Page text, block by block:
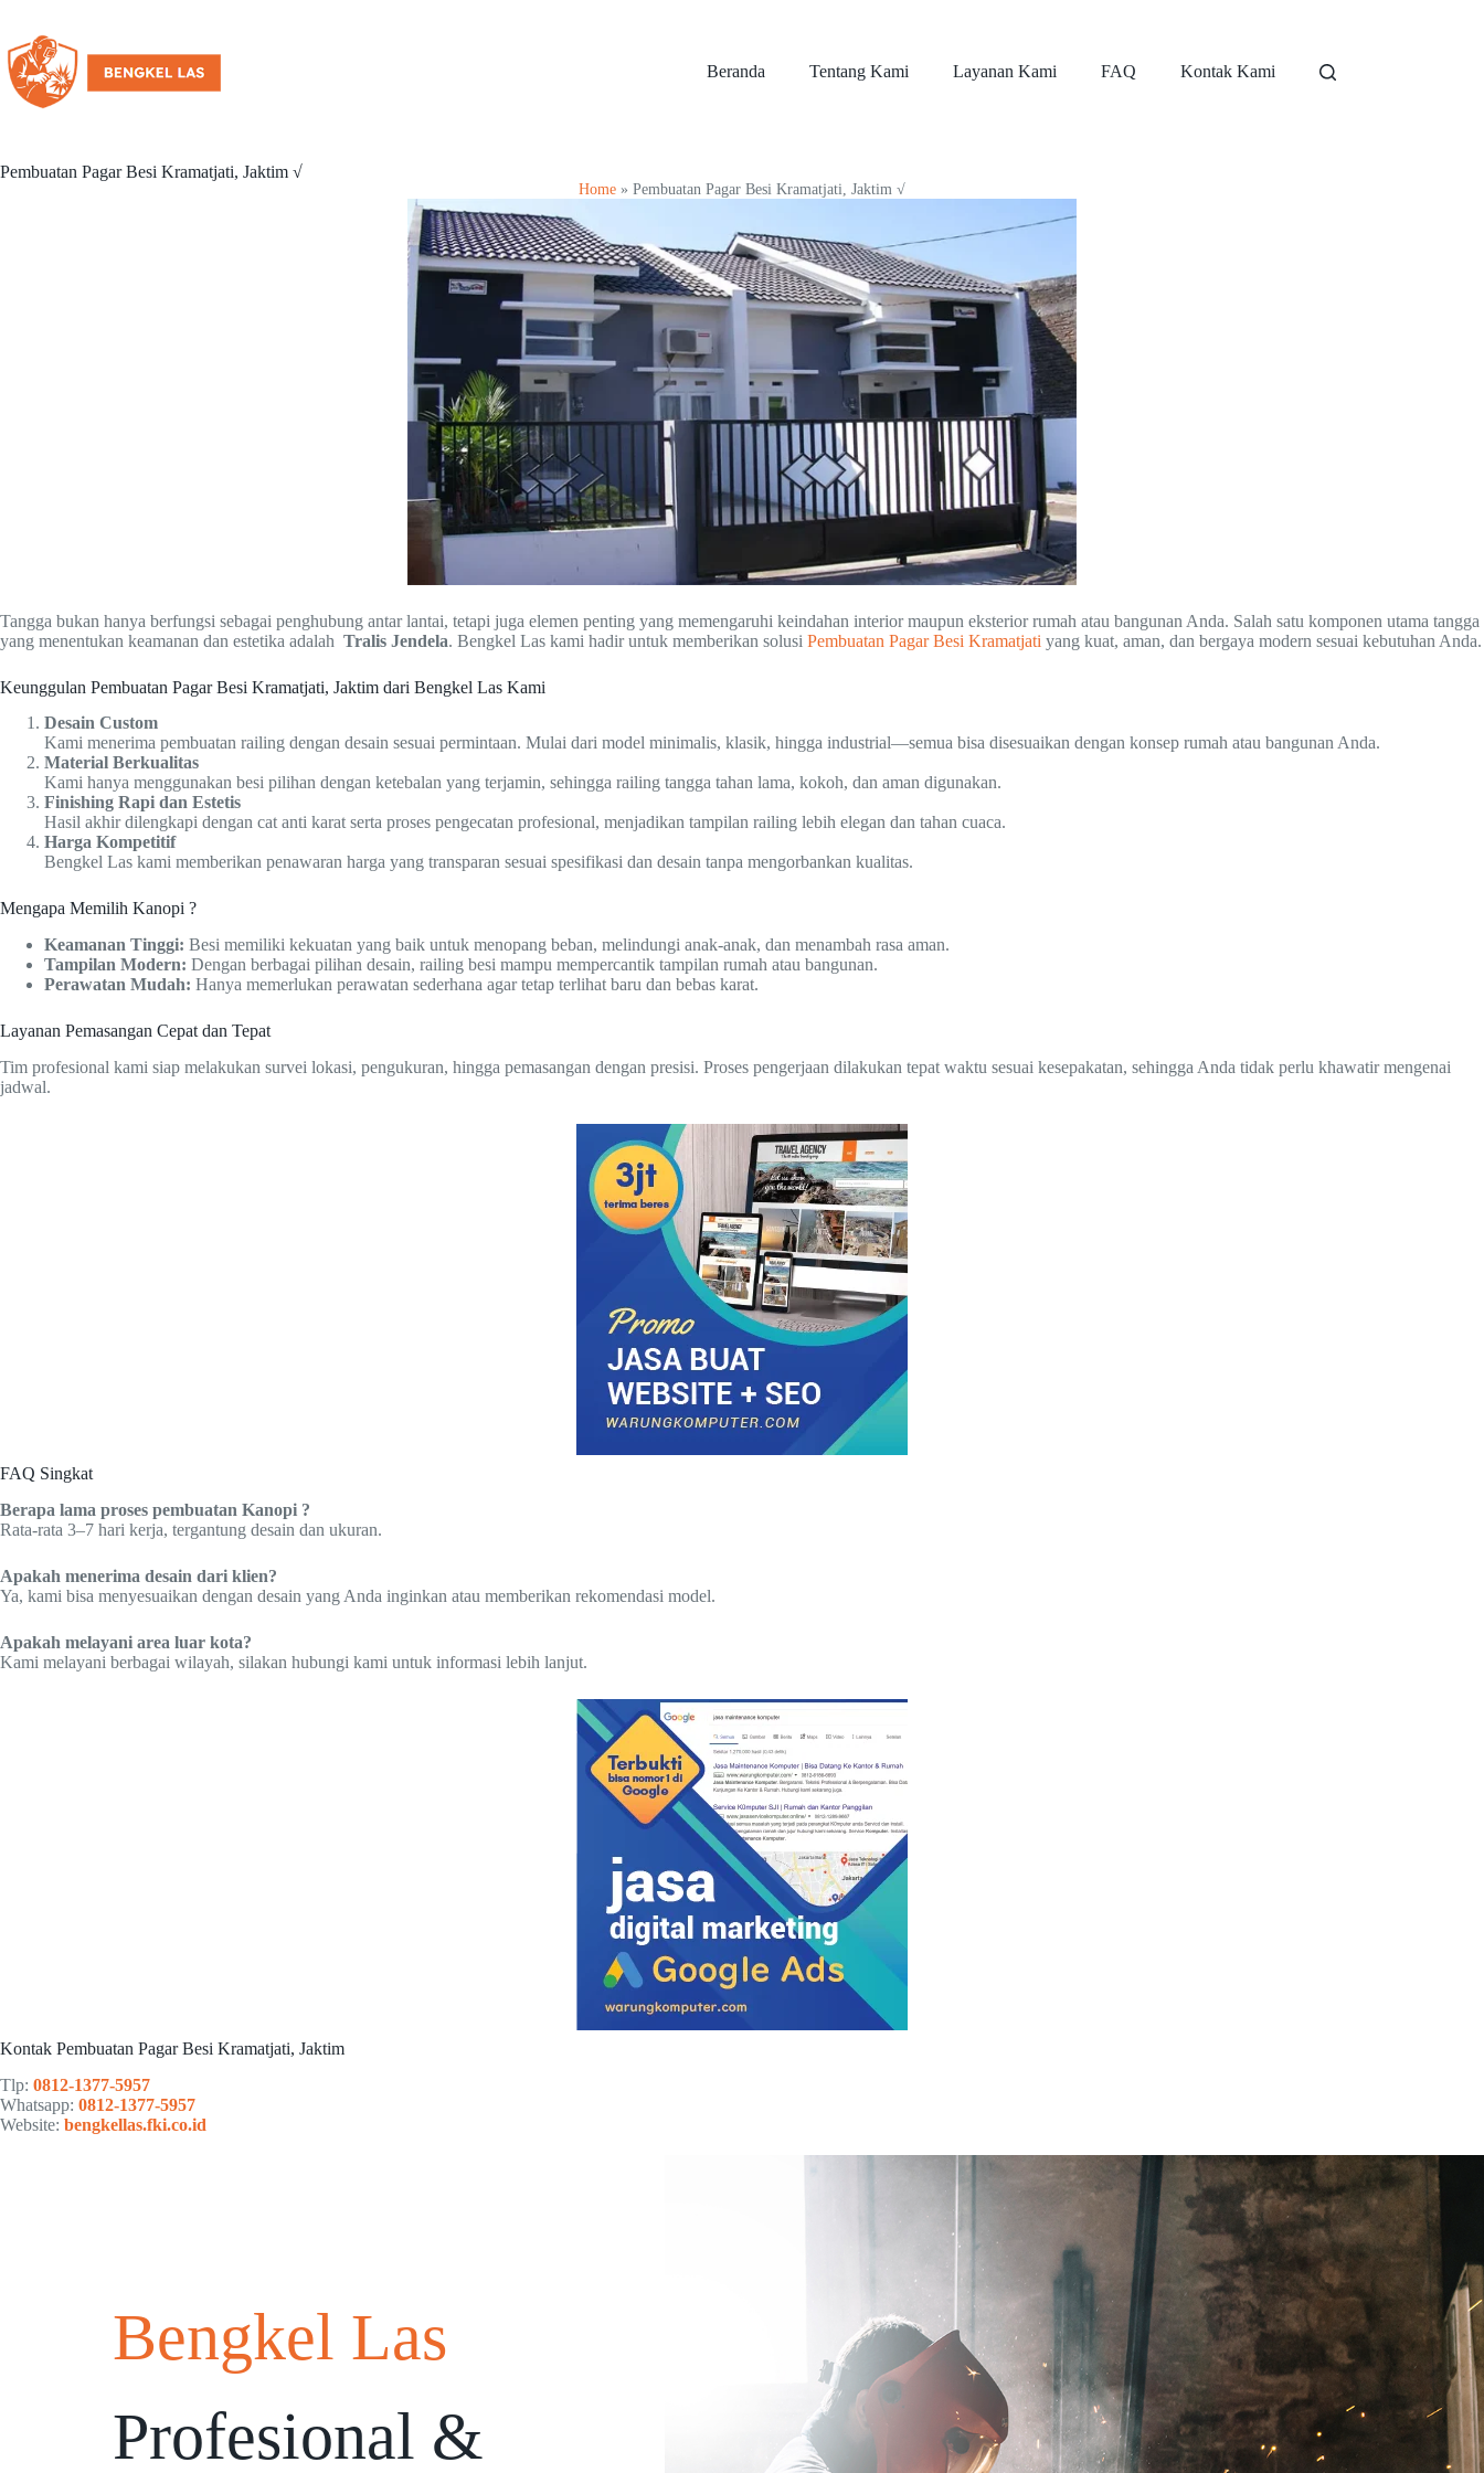
Beranda Tentang Kami Layanan Kami FAQ Kontak Kami
Pembuatan Pagar Besi Kramatjati, Jaktim √
Home » Pembuatan Pagar Besi Kramatjati, Jaktim √
Tangga bukan hanya berfungsi sebagai penghubung antar lantai, tetapi juga elemen penting yang memengaruhi keindahan interior maupun eksterior rumah atau bangunan Anda. Salah satu komponen utama tangga
yang menentukan keamanan dan estetika adalah Tralis Jendela. Bengkel Las kami hadir untuk memberikan solusi Pembuatan Pagar Besi Kramatjati yang kuat, aman, dan bergaya modern sesuai kebutuhan Anda.
Keunggulan Pembuatan Pagar Besi Kramatjati, Jaktim dari Bengkel Las Kami
Desain Custom
Kami menerima pembuatan railing dengan desain sesuai permintaan. Mulai dari model minimalis, klasik, hingga industrial—semua bisa disesuaikan dengan konsep rumah atau bangunan Anda.
Material Berkualitas
Kami hanya menggunakan besi pilihan dengan ketebalan yang terjamin, sehingga railing tangga tahan lama, kokoh, dan aman digunakan.
Finishing Rapi dan Estetis
Hasil akhir dilengkapi dengan cat anti karat serta proses pengecatan profesional, menjadikan tampilan railing lebih elegan dan tahan cuaca.
Harga Kompetitif
Bengkel Las kami memberikan penawaran harga yang transparan sesuai spesifikasi dan desain tanpa mengorbankan kualitas.
Mengapa Memilih Kanopi ?
Keamanan Tinggi: Besi memiliki kekuatan yang baik untuk menopang beban, melindungi anak-anak, dan menambah rasa aman.
Tampilan Modern: Dengan berbagai pilihan desain, railing besi mampu mempercantik tampilan rumah atau bangunan.
Perawatan Mudah: Hanya memerlukan perawatan sederhana agar tetap terlihat baru dan bebas karat.
Layanan Pemasangan Cepat dan Tepat
Tim profesional kami siap melakukan survei lokasi, pengukuran, hingga pemasangan dengan presisi. Proses pengerjaan dilakukan tepat waktu sesuai kesepakatan, sehingga Anda tidak perlu khawatir mengenai
jadwal.
FAQ Singkat
Berapa lama proses pembuatan Kanopi ?
Rata-rata 3–7 hari kerja, tergantung desain dan ukuran.
Apakah menerima desain dari klien?
Ya, kami bisa menyesuaikan dengan desain yang Anda inginkan atau memberikan rekomendasi model.
Apakah melayani area luar kota?
Kami melayani berbagai wilayah, silakan hubungi kami untuk informasi lebih lanjut.
Kontak Pembuatan Pagar Besi Kramatjati, Jaktim
Tlp: 0812-1377-5957
Whatsapp: 0812-1377-5957
Website: bengkellas.fki.co.id
Bengkel Las
Profesional &